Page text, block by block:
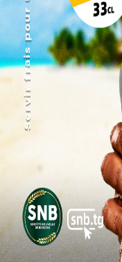
de gerbe sera
indications du